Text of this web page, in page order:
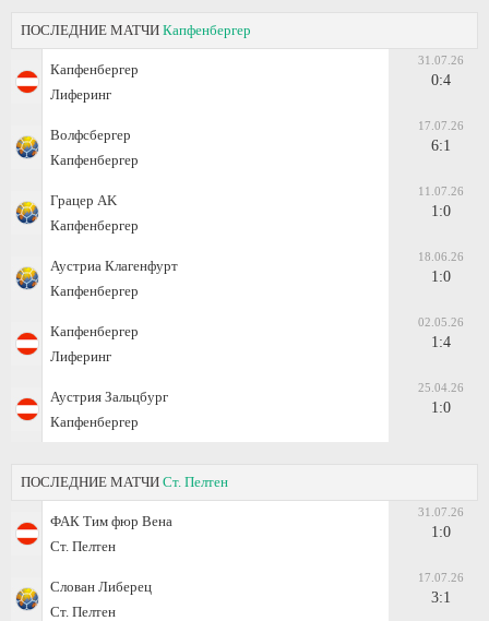
ПОСЛЕДНИЕ МАТЧИ Капфенбергер
Капфенбергер
Лиферинг
31.07.26
0:4
Волфсбергер
Капфенбергер
17.07.26
6:1
Грацер AK
Капфенбергер
11.07.26
1:0
Аустриа Клагенфурт
Капфенбергер
18.06.26
1:0
Капфенбергер
Лиферинг
02.05.26
1:4
Аустрия Зальцбург
Капфенбергер
25.04.26
1:0
ПОСЛЕДНИЕ МАТЧИ Ст. Пелтен
ФАК Тим фюр Вена
Ст. Пелтен
31.07.26
1:0
Слован Либерец
Ст. Пелтен
17.07.26
3:1